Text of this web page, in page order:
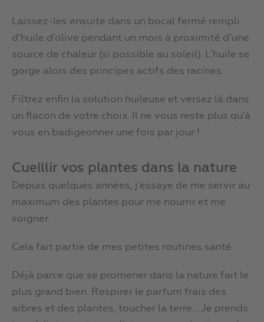
Laissez-les ensuite dans un bocal fermé rempli
d’huile d’olive pendant un mois à proximité d’une
source de chaleur (si possible au soleil). L’huile se
gorge alors des principes actifs des racines.
Filtrez enfin la solution huileuse et versez là dans
un flacon de votre choix. Il ne vous reste plus qu’à
vous en badigeonner une fois par jour !
Cueillir vos plantes dans la nature
Depuis quelques années, j’essaye de me servir au
maximum des plantes pour me nourrir et me
soigner.
Cela fait partie de mes petites routines santé.
Déjà parce que se promener dans la nature fait le
plus grand bien. Respirer le parfum frais des
arbres et des plantes, toucher la terre… Je prends